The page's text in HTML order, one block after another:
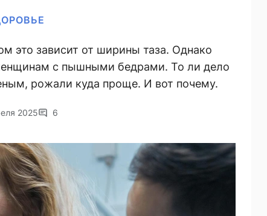
это зависит от ширины таза. Однако
с пышными бедрами. То ли дело
рожали куда проще. И вот почему.
2025 6